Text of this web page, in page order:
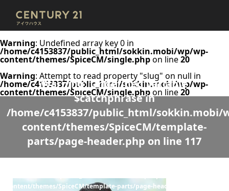
Warning: Undefined array key 0 in
/home/c4153837/public_html/sokkin.mobi/wp/wp-
content/themes/SpiceCM/single.phpon line20
Warning: Attempt to read property "slug" on null in
/home/c4153837/public_html/sokkin.mobi/wp/wp-
content/themes/SpiceCM/single.phpon line20
Warning: Undefined variable
$catchphrase in
/home/c4153837/public_html/sokkin.mobi/
content/themes/SpiceCM/template-
parts/page-header.php on line 117
content/themes/SpiceCM/template-parts/page-header.php